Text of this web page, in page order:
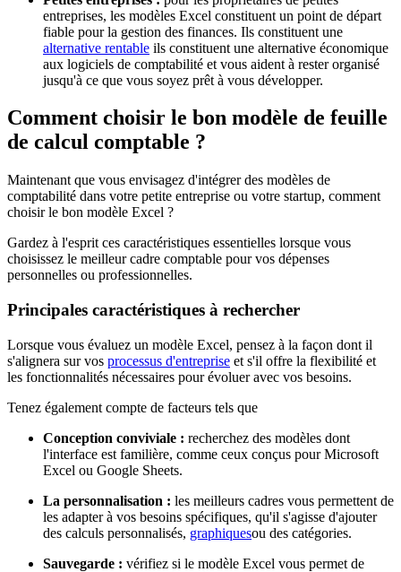
entreprises, les modèles Excel constituent un point de départ
fiable pour la gestion des finances. Ils constituent une
alternative rentable ils constituent une alternative économique
aux logiciels de comptabilité et vous aident à rester organisé
jusqu'à ce que vous soyez prêt à vous développer.
Comment choisir le bon modèle de feuille
de calcul comptable ?
Maintenant que vous envisagez d'intégrer des modèles de
comptabilité dans votre petite entreprise ou votre startup, comment
choisir le bon modèle Excel ?
Gardez à l'esprit ces caractéristiques essentielles lorsque vous
choisissez le meilleur cadre comptable pour vos dépenses
personnelles ou professionnelles.
Principales caractéristiques à rechercher
Lorsque vous évaluez un modèle Excel, pensez à la façon dont il
s'alignera sur vos processus d'entreprise et s'il offre la flexibilité et
les fonctionnalités nécessaires pour évoluer avec vos besoins.
Tenez également compte de facteurs tels que
Conception conviviale : recherchez des modèles dont
l'interface est familière, comme ceux conçus pour Microsoft
Excel ou Google Sheets.
La personnalisation : les meilleurs cadres vous permettent de
les adapter à vos besoins spécifiques, qu'il s'agisse d'ajouter
des calculs personnalisés, graphiquesou des catégories.
Sauvegarde : vérifiez si le modèle Excel vous permet de